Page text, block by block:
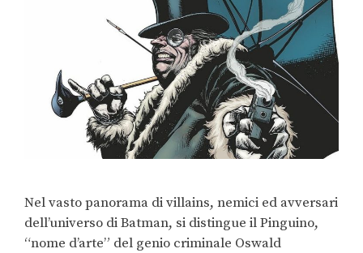
Nel vasto panorama di villains, nemici ed avversari
dell’universo di Batman, si distingue il Pinguino,
“nome d’arte” del genio criminale Oswald